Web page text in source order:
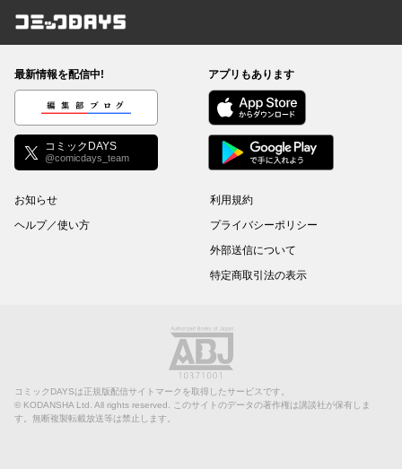
コミックDAYS
最新情報を配信中!
編集部ブログ
コミックDAYS
@comicdays_team
アプリもあります
お知らせ
ヘルプ／使い方
利用規約
プライバシーポリシー
外部送信について
特定商取引法の表示
コミックDAYSは正規版配信サイトマークを取得したサービスです。
© KODANSHA Ltd. All rights reserved. このサイトのデータの著作権は講談社が保有しま
す。無断複製転載放送等は禁止します。